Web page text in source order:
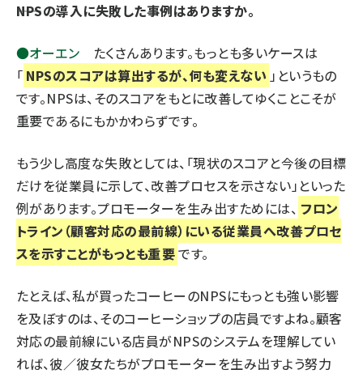
――NPSの導入に失敗した事例はありますか。
●オーエン たくさんあります。もっとも多いケースは
「 NPSのスコアは算出するが、何も変えない 」というもの
です。NPSは、そのスコアをもとに改善してゆくことこそが
重要であるにもかかわらずです。
もう少し高度な失敗としては、「現状のスコアと今後の目標
だけを従業員に示して、改善プロセスを示さない」といった
例があります。プロモーターを生み出すためには、 フロン
トライン（顧客対応の最前線）にいる従業員へ改善プロセ
スを示すことがもっとも重要です。
たとえば、私が買ったコーヒーのNPSにもっとも強い影響
を及ぼすのは、そのコーヒーショップの店員ですよね。顧客
対応の最前線にいる店員がNPSのシステムを理解してい
れば、彼／彼女たちがプロモーターを生み出すよう努力